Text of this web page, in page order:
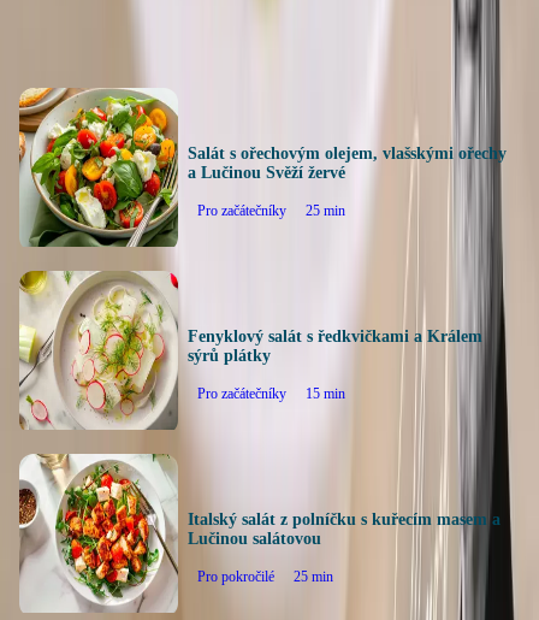
Salát s ořechovým olejem, vlašskými ořechy
a Lučinou Svěží žervé
Pro začátečníky 25 min
Fenyklový salát s ředkvičkami a Králem
sýrů plátky
Pro začátečníky 15 min
Italský salát z polníčku s kuřecím masem a
Lučinou salátovou
Pro pokročilé 25 min